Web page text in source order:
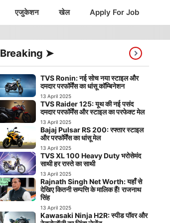
एजुकेशन खेल Apply For Job
Breaking ➤
TVS Ronin: नई सोच नया स्टाइल और
दमदार परफॉर्मेंस का धांसू कॉम्बिनेशन
13 April 2025
TVS Raider 125: यूथ की नई पसंद
दमदार परफॉर्मेंस और स्टाइल का परफेक्ट मेल
13 April 2025
Bajaj Pulsar RS 200: रफ्तार स्टाइल
और परफॉर्मेंस का धांसू मेल
13 April 2025
TVS XL 100 Heavy Duty भरोसेमंद
साथी हर रास्ते का साथी
13 April 2025
Rajnath Singh Net Worth: यहाँ से
देखिए कितनी सम्पत्ति के मालिक हैं! राजनाथ
सिंह
13 April 2025
Kawasaki Ninja H2R: स्पीड पॉवर और